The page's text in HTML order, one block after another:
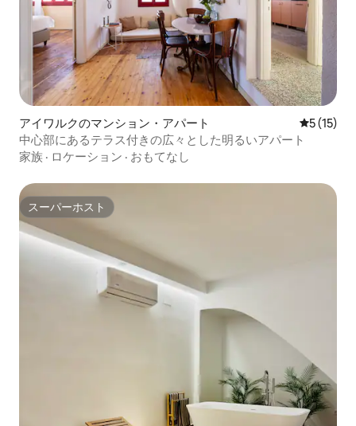
アイワルクのマンション・アパート レビュー
5 (15)
中心部にあるテラス付きの広々とした明るいアパート
家族 · ロケーション · おもてなし
スーパーホスト
スーパーホスト